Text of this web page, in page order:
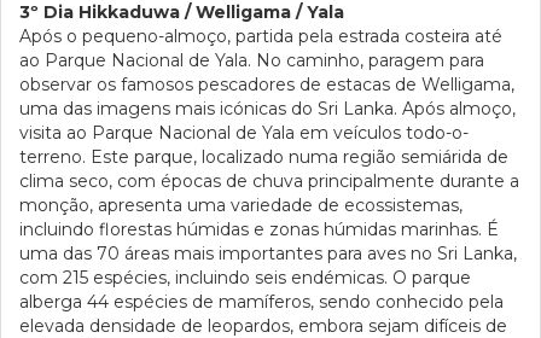
3º Dia Hikkaduwa / Welligama / Yala
Após o pequeno-almoço, partida pela estrada costeira até
ao Parque Nacional de Yala. No caminho, paragem para
observar os famosos pescadores de estacas de Welligama,
uma das imagens mais icónicas do Sri Lanka. Após almoço,
visita ao Parque Nacional de Yala em veículos todo-o-
terreno. Este parque, localizado numa região semiárida de
clima seco, com épocas de chuva principalmente durante a
monção, apresenta uma variedade de ecossistemas,
incluindo florestas húmidas e zonas húmidas marinhas. É
uma das 70 áreas mais importantes para aves no Sri Lanka,
com 215 espécies, incluindo seis endémicas. O parque
alberga 44 espécies de mamíferos, sendo conhecido pela
elevada densidade de leopardos, embora sejam difíceis de